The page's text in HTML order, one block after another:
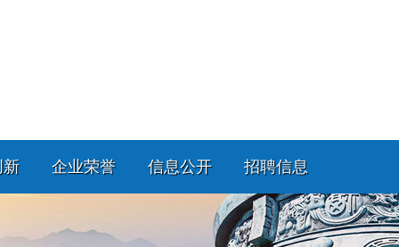
新 企业荣誉 信息公开 招聘信息